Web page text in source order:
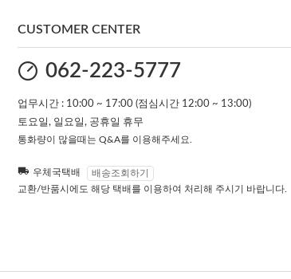
CUSTOMER CENTER
062-223-5777
업무시간 : 10:00 ~ 17:00 (점심시간 12:00 ~ 13:00)
토요일, 일요일, 공휴일 휴무
통화량이 많을때는 Q&A를 이용해주세요.
우체국택배
배송조회하기
교환/반품시에도 해당 택배를 이용하여 처리해 주시기 바랍니다.